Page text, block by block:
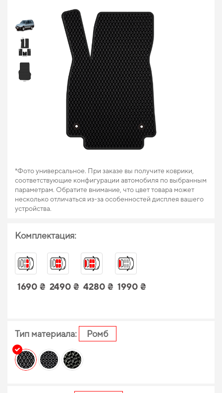
*Фото универсальное. При заказе вы получите коврики,
соответствующие конфигурации автомобиля по выбранным
параметрам. Обратите внимание, что цвет товара может
несколько отличаться из-за особенностей дисплея вашего
устройства.
Комплектация:
1690 ₴ 2490 ₴ 4280 ₴ 1990 ₴
Тип материала: Ромб